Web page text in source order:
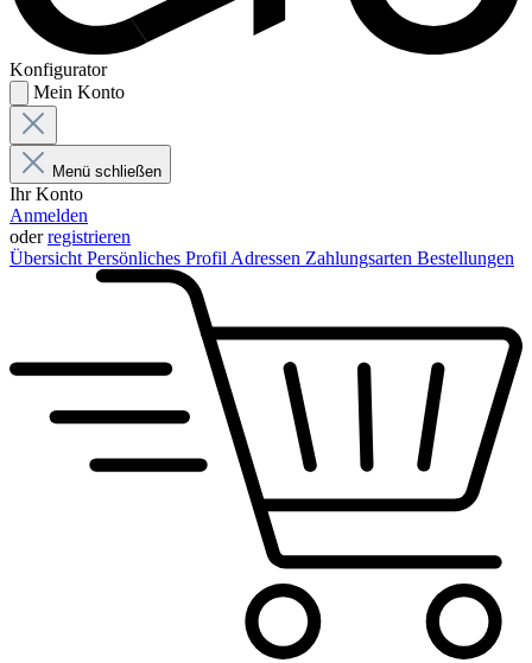
Konfigurator
Mein Konto
Menü schließen
Ihr Konto
Anmelden
oderregistrieren
Übersicht Persönliches Profil Adressen Zahlungsarten Bestellungen